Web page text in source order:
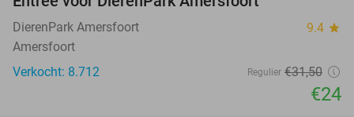
DierenPark Amersfoort 9.4 star
Amersfoort
Verkocht: 8.712
Regulier €31,50
€24